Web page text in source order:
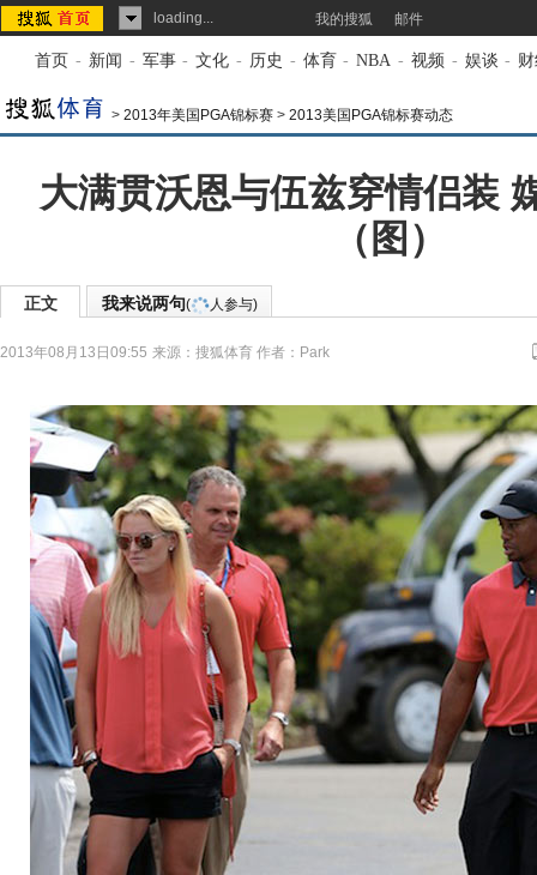
loading... 我的搜狐 邮件
首页 - 新闻 - 军事 - 文化 - 历史 - 体育 - NBA - 视频 - 娱谈 -
> 2013年美国PGA锦标赛 > 2013美国PGA锦标赛动态
大满贯沃恩与伍兹穿情侣装
（图）
正文 我来说两句( 人参与)
2013年08月13日09:55 来源： 搜狐体育 作者：Park